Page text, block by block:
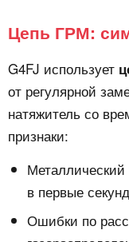
Цепь ГРМ:
G4FJ использует
от регулярной
натяжитель со
признаки:
Металлический
в первые
Ошибки по